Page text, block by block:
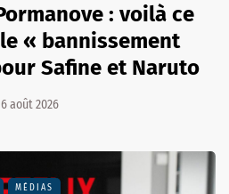
: voilà ce
« bannissement
Safine et Naruto
6 août 2026
MÉDIAS